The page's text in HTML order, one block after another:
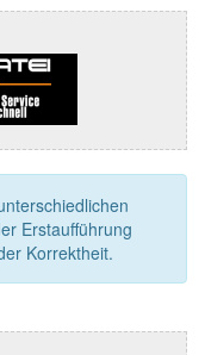
Erstaufführung
Korrektheit.